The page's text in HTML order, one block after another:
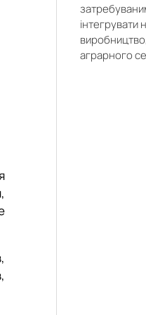
інтегрувати
аграрного